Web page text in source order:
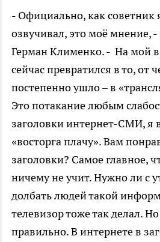
- Официально, как советник
озвучивал, это моё мнение,
Герман Клименко. - На мой
сейчас превратился в то, от
постепенно ушло – в
Это потакание любым
заголовки интернет-СМИ, я
«восторга плачу». Вам
заголовки? Самое главное,
ничему не учит. Нужно ли с
долбать людей такой
телевизор тоже так делал.
правильно. В интернете в